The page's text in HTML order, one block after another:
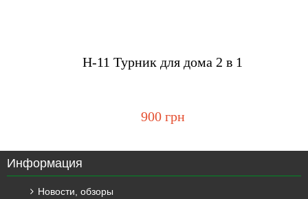
H-11 Турник для дома 2 в 1
900 грн
Информация
Новости, обзоры